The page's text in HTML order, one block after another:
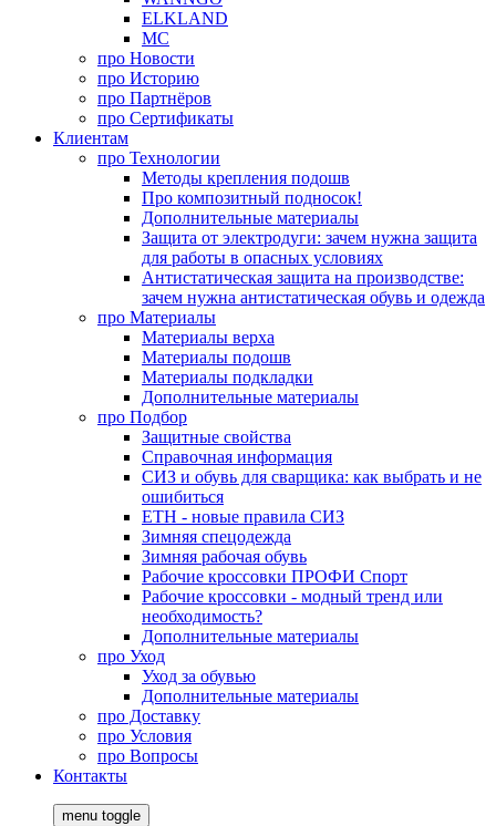
ELKLAND
MC
про Новости
про Историю
про Партнёров
про Сертификаты
Клиентам
про Технологии
Методы крепления подошв
Про композитный подносок!
Дополнительные материалы
Защита от электродуги: зачем нужна защита
для работы в опасных условиях
Антистатическая защита на производстве:
зачем нужна антистатическая обувь и одежда
про Материалы
Материалы верха
Материалы подошв
Материалы подкладки
Дополнительные материалы
про Подбор
Защитные свойства
Справочная информация
СИЗ и обувь для сварщика: как выбрать и не
ошибиться
ЕТН - новые правила СИЗ
Зимняя спецодежда
Зимняя рабочая обувь
Рабочие кроссовки ПРОФИ Спорт
Рабочие кроссовки - модный тренд или
необходимость?
Дополнительные материалы
про Уход
Уход за обувью
Дополнительные материалы
про Доставку
про Условия
про Вопросы
Контакты
menu toggle